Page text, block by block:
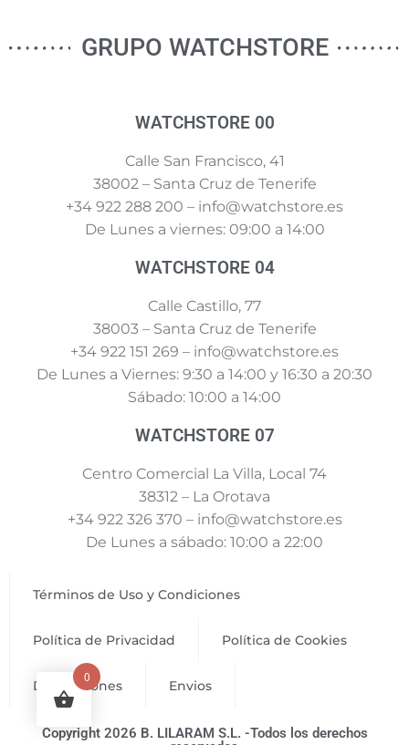
GRUPO WATCHSTORE
WATCHSTORE 00
Calle San Francisco, 41
38002 – Santa Cruz de Tenerife
+34 922 288 200 – info@watchstore.es
De Lunes a viernes: 09:00 a 14:00
WATCHSTORE 04
Calle Castillo, 77
38003 – Santa Cruz de Tenerife
+34 922 151 269 – info@watchstore.es
De Lunes a Viernes: 9:30 a 14:00 y 16:30 a 20:30
Sábado: 10:00 a 14:00
WATCHSTORE 07
Centro Comercial La Villa, Local 74
38312 – La Orotava
+34 922 326 370 – info@watchstore.es
De Lunes a sábado: 10:00 a 22:00
Términos de Uso y Condiciones
Política de Privacidad Política de Cookies
Devoluciones Envios
Copyright 2026 B. LILARAM S.L. -Todos los derechos
0